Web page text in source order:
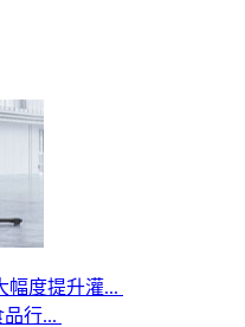
幅度提升灌...
品行...